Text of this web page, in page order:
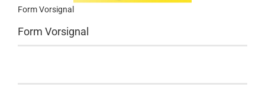
Form Vorsignal
Form Vorsignal